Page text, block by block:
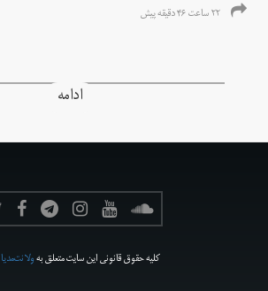
۲۲ ساعت ۴۶ دقیقه پیش
ادامه
کلیه حقوق قانونی این سایت متعلق بهولانت‌مدیا